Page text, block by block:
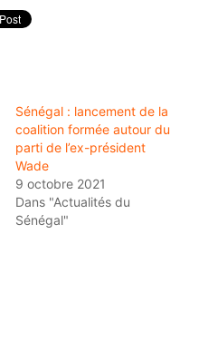
Sénégal : lancement de la
coalition formée autour du
parti de l’ex-président
Wade
9 octobre 2021
Dans "Actualités du
Sénégal"